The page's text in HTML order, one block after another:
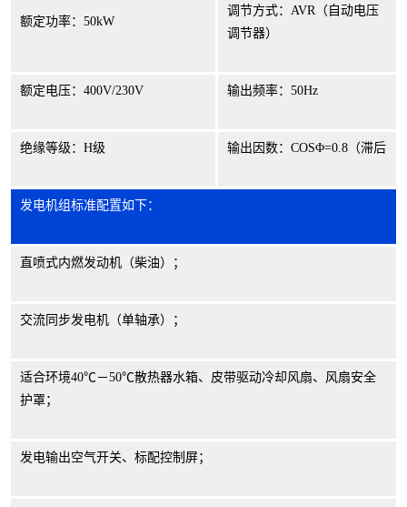
额定功率： 50kW
调节方式： AVR（自动电压
调节器）
额定电压： 400V/230V 输出频率： 50Hz
绝缘等级： H级 输出因数： COSΦ=0.8（滞后
发电机组标准配置如下：
直喷式内燃发动机（柴油）；
交流同步发电机（单轴承）；
适合环境40℃－50℃散热器水箱、皮带驱动冷却风扇、风扇安全
护罩；
发电输出空气开关、标配控制屏；